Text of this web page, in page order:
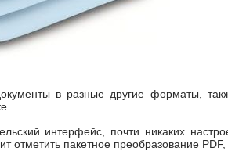
в разные другие форматы,
интерфейс, почти никаких
пакетное преобразование PDF,